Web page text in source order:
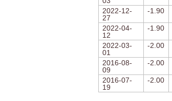
2022-12-
27
-1.90
2022-04-
12
-1.90
2022-03-
01
-2.00
2016-08-
09
-2.00
2016-07-
19
-2.00